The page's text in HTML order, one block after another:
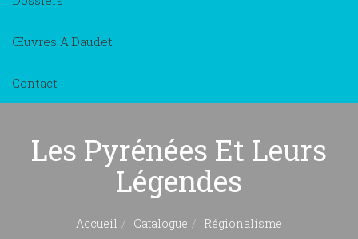
Œuvres A.Daudet
Contact
Les Pyrénées Et Leurs
Légendes
Accueil Catalogue
Régionalisme